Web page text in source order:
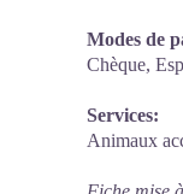
Modes de
Chèque,
Services:
Animaux